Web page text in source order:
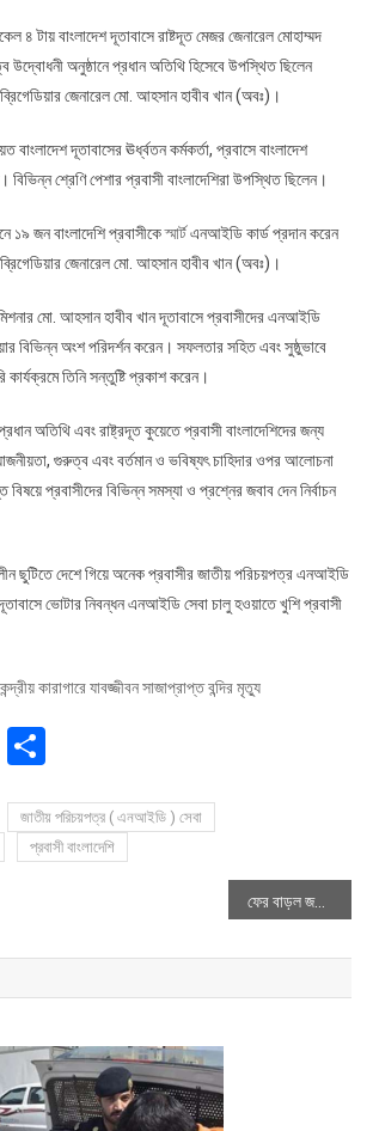
৪ টায় বাংলাদেশ দূতাবাসে রাষ্টদূত মেজর জেনারেল মোহাম্মদ
উদ্বোধনী অনুষ্ঠানে প্রধান অতিথি হিসেবে উপস্থিত ছিলেন
ব্রিগেডিয়ার জেনারেল মো. আহসান হাবীব খান (অবঃ)।
দূতাবাসের ঊর্ধ্বতন কর্মকর্তা, প্রবাসে বাংলাদেশ
বিভিন্ন শ্রেণি পেশার প্রবাসী বাংলাদেশিরা উপস্থিত ছিলেন।
১৯ জন বাংলাদেশি প্রবাসীকেস্মার্টএনআইডি কার্ড প্রদান করেন
ব্রিগেডিয়ার জেনারেল মো. আহসান হাবীব খান (অবঃ)।
মো. আহসান হাবীব খান দূতাবাসে প্রবাসীদের এনআইডি
বিভিন্ন অংশ পরিদর্শন করেন। সফলতার সহিত এবং সুষ্ঠুভাবে
তিনি সন্তুষ্টি প্রকাশ করেন।
অতিথি এবং রাষ্ট্রদূত কুয়েতে প্রবাসী বাংলাদেশিদের জন্য
গুরুত্ব এবং বর্তমান ও ভবিষ্যৎ চাহিদার ওপর আলোচনা
প্রবাসীদের বিভিন্ন সমস্যা ও প্রশ্নের জবাব দেন নির্বাচন
ছুটিতে দেশে গিয়ে অনেক প্রবাসীর জাতীয় পরিচয়পত্র এনআইডি
ভোটার নিবন্ধন এনআইডি সেবা চালু হওয়াতে খুশি প্রবাসী
কারাগারে যাবজ্জীবন সাজাপ্রাপ্ত বন্দির মৃত্যু
Email
জাতীয় পরিচয়পত্র ( এনআইডি ) সেবা
প্রবাসী বাংলাদেশি
ফের বাড়ল জরিমানা ছাড়া যানবাহনের ফিটনেস নবায়নের সময়